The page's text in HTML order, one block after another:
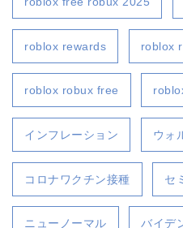
roblox rewards roblox
roblox robux free
インフレーション ウォ
コロナワクチン接種 セ
ニューノーマル バイデ